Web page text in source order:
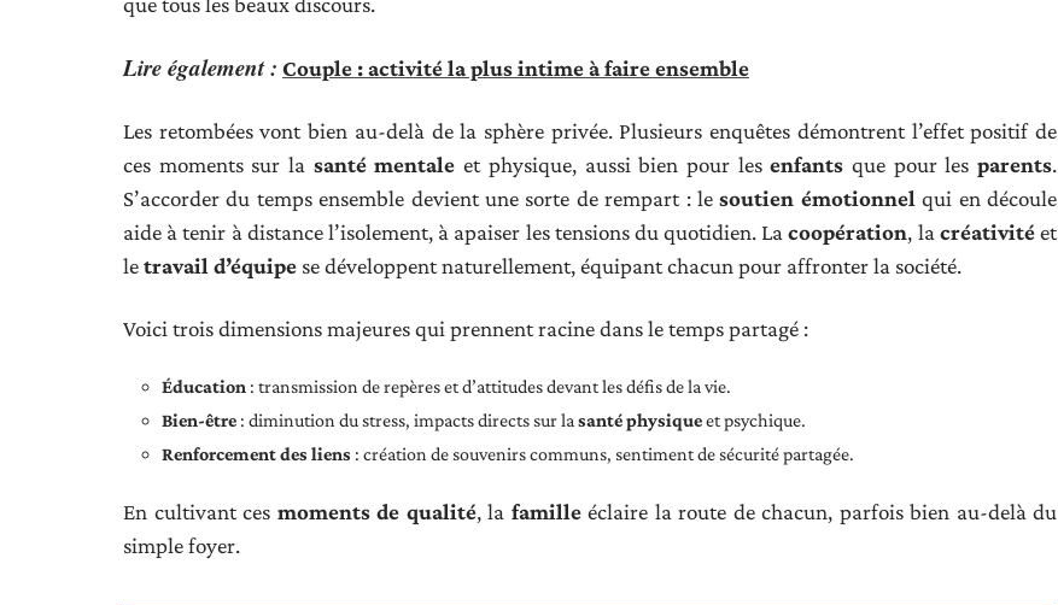
Lire également : Couple : activité la plus intime à faire ensemble
Les retombées vont bien au-delà de la sphère privée. Plusieurs enquêtes démontrent l’effet positif de
ces moments sur la santé mentale et physique, aussi bien pour lesenfants que pour les parents.
S’accorder du temps ensemble devient une sorte de rempart : lesoutien émotionnel qui en découle
aide à tenir à distance l’isolement, à apaiser les tensions du quotidien. Lacoopération, la créativitéet
letravail d’équipe se développent naturellement, équipant chacun pour affronter la société.
Voici trois dimensions majeures qui prennent racine dans le temps partagé :
Éducation : transmission de repères et d’attitudes devant les défis de la vie.
Bien-être : diminution du stress, impacts directs sur la santé physiqueet psychique.
Renforcement des liens : création de souvenirs communs, sentiment de sécurité partagée.
En cultivant ces moments de qualité, la familleéclaire la route de chacun, parfois bien au-delà du
simple foyer.